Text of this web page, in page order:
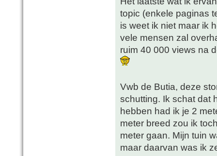
topic (enkele paginas
is weet ik niet maar ik
vele mensen zal
ruim 40 000 views na
Vwb de Butia, deze
schutting. Ik schat dat
hebben had ik je 2
meter breed zou ik
meter gaan. Mijn tuin
maar daarvan was ik